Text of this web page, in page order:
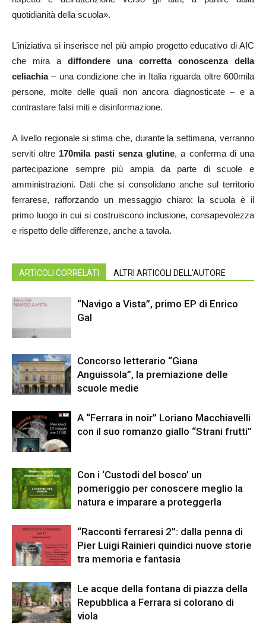
quotidianità della scuola».
L’iniziativa si inserisce nel più ampio progetto educativo di AIC
che mira a diffondere una corretta conoscenza della
celiachia– una condizione che in Italia riguarda oltre 600mila
persone, molte delle quali non ancora diagnosticate – e a
contrastare falsi miti e disinformazione.
A livello regionale si stima che, durante la settimana, verranno
serviti oltre 170mila pasti senza glutine, a conferma di una
partecipazione sempre più ampia da parte di scuole e
amministrazioni. Dati che si consolidano anche sul territorio
ferrarese, rafforzando un messaggio chiaro: la scuola è il
primo luogo in cui si costruiscono inclusione, consapevolezza
e rispetto delle differenze, anche a tavola.
ARTICOLI CORRELATI ALTRI ARTICOLI DELL'AUTORE
“Navigo a Vista”, primo EP di Enrico
Gal
Concorso letterario “Giana
Anguissola”, la premiazione delle
scuole medie
A “Ferrara in noir” Loriano Macchiavelli
con il suo romanzo giallo “Strani frutti”
Con i ‘Custodi del bosco’ un
pomeriggio per conoscere meglio la
natura e imparare a proteggerla
“Racconti ferraresi 2”: dalla penna di
Pier Luigi Rainieri quindici nuove storie
tra memoria e fantasia
Le acque della fontana di piazza della
Repubblica a Ferrara si colorano di
viola